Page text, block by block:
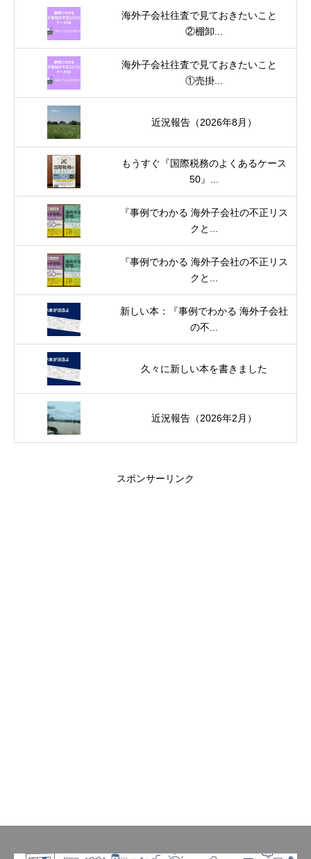
海外子会社往査で見ておきたいこと
②棚卸...
海外子会社往査で見ておきたいこと
①売掛...
近況報告（2026年8月）
もうすぐ『国際税務のよくあるケース
50』...
『事例でわかる 海外子会社の不正リス
クと...
『事例でわかる 海外子会社の不正リス
クと...
新しい本：『事例でわかる 海外子会社
の不...
久々に新しい本を書きました
近況報告（2026年2月）
スポンサーリンク